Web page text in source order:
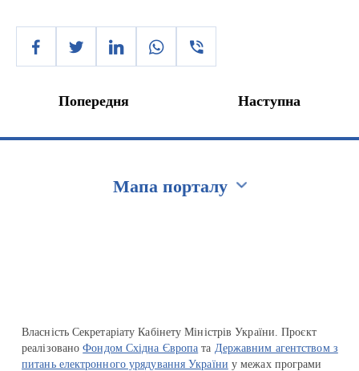
Попередня Наступна
Мапа порталу
Власність Секретаріату Кабінету Міністрів України. Проєкт
реалізованоФондом Східна Європа та Державним агентством з
питань електронного урядування України у межах програми